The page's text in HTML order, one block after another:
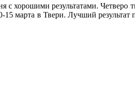
с хорошими результатами.
марта в Твери. Лучший